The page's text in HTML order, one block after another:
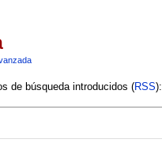
de búsqueda introducidos (RSS):